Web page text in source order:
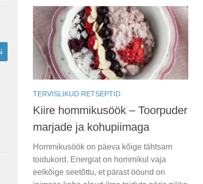
TERVISLIKUD RETSEPTID
Kiire hommikusöök – Toorpuder
marjade ja kohupiimaga
Hommikusöök on päeva kõige tähtsam
toidukord. Energiat on hommikul vaja
eelkõige seetõttu, et pärast ööund on